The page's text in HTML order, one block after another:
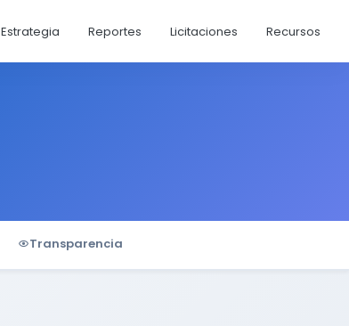
Estrategia Reportes Licitaciones Recursos
Transparencia